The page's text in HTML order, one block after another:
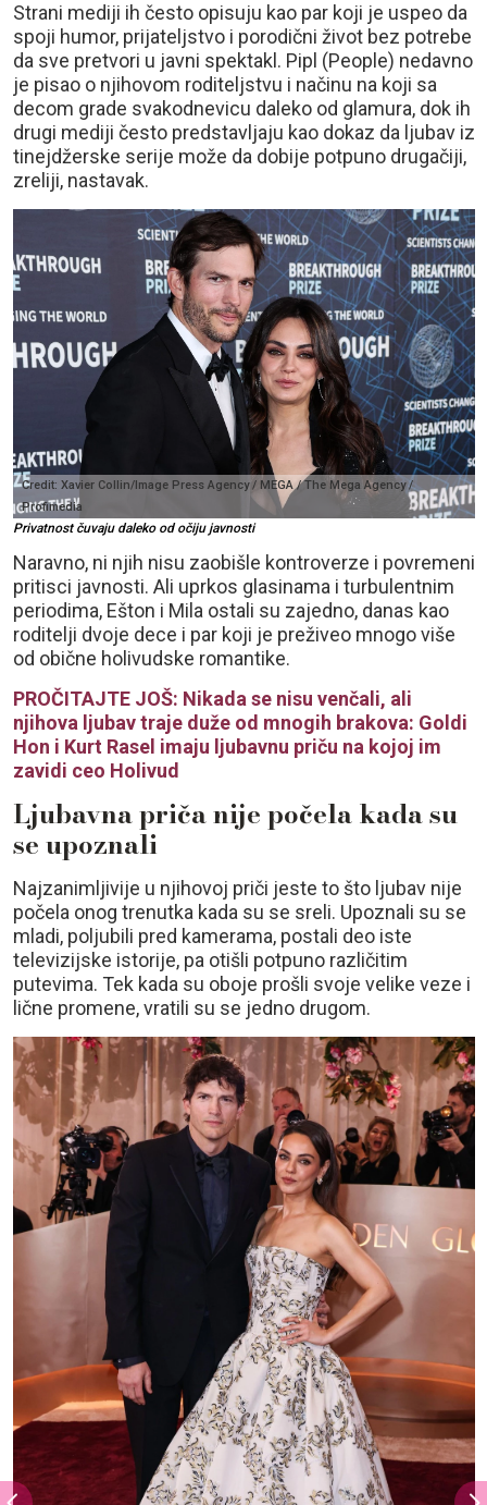
Strani mediji ih često opisuju kao par koji je uspeo da
spoji humor, prijateljstvo i porodični život bez potrebe
da sve pretvori u javni spektakl. Pipl (People) nedavno
je pisao o njihovom roditeljstvu i načinu na koji sa
decom grade svakodnevicu daleko od glamura, dok ih
drugi mediji često predstavljaju kao dokaz da ljubav iz
tinejdžerske serije može da dobije potpuno drugačiji,
zreliji, nastavak.
Credit: Xavier Collin/Image Press Agency / MEGA / The Mega Agency /
Profimedia
Privatnost čuvaju daleko od očiju javnosti
Naravno, ni njih nisu zaobišle kontroverze i povremeni
pritisci javnosti. Ali uprkos glasinama i turbulentnim
periodima, Ešton i Mila ostali su zajedno, danas kao
roditelji dvoje dece i par koji je preživeo mnogo više
od obične holivudske romantike.
PROČITAJTE JOŠ: Nikada se nisu venčali, ali
njihova ljubav traje duže od mnogih brakova: Goldi
Hon i Kurt Rasel imaju ljubavnu priču na kojoj im
zavidi ceo Holivud
Ljubavna priča nije počela kada su
se upoznali
Najzanimljivije u njihovoj priči jeste to što ljubav nije
počela onog trenutka kada su se sreli. Upoznali su se
mladi, poljubili pred kamerama, postali deo iste
televizijske istorije, pa otišli potpuno različitim
putevima. Tek kada su oboje prošli svoje velike veze i
lične promene, vratili su se jedno drugom.